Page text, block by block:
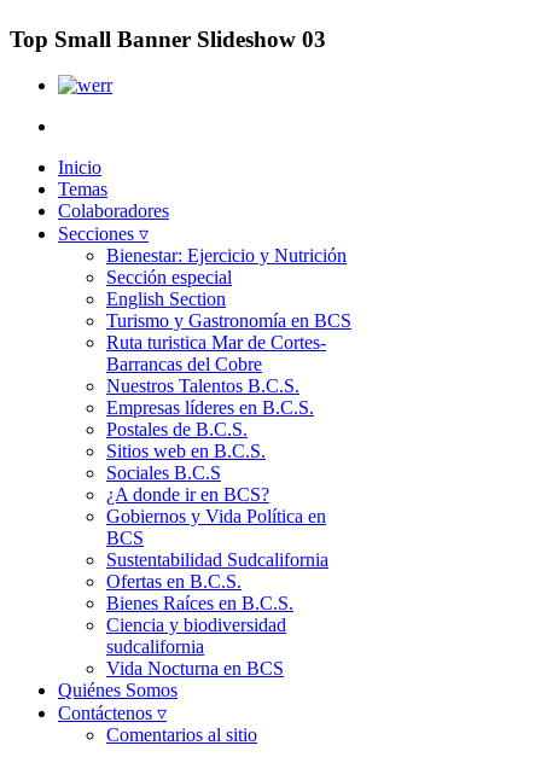
Top Small Banner Slideshow 03
Inicio
Temas
Colaboradores
Secciones ▿
Bienestar: Ejercicio y Nutrición
Sección especial
English Section
Turismo y Gastronomía en BCS
Ruta turistica Mar de Cortes-
Barrancas del Cobre
Nuestros Talentos B.C.S.
Empresas líderes en B.C.S.
Postales de B.C.S.
Sitios web en B.C.S.
Sociales B.C.S
¿A donde ir en BCS?
Gobiernos y Vida Política en
BCS
Sustentabilidad Sudcalifornia
Ofertas en B.C.S.
Bienes Raíces en B.C.S.
Ciencia y biodiversidad
sudcalifornia
Vida Nocturna en BCS
Quiénes Somos
Contáctenos ▿
Comentarios al sitio